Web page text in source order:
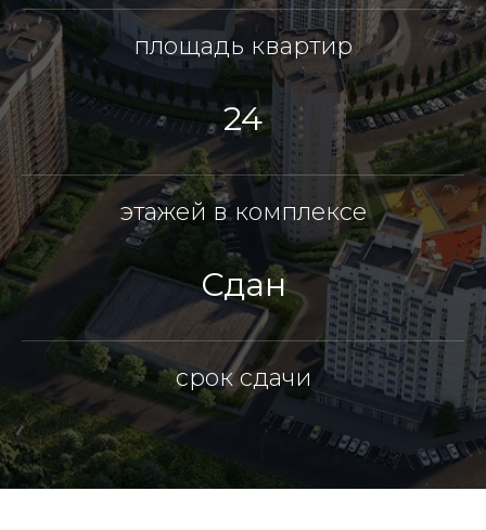
площадь квартир
24
этажей в комплексе
Сдан
срок сдачи